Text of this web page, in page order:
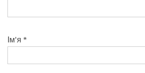
Ім'я *